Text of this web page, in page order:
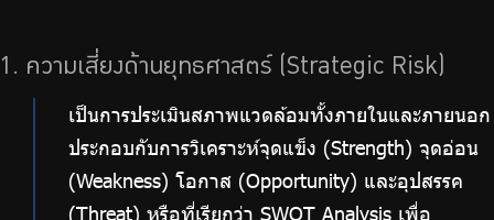
1. ความเสี่ยงด้านยุทธศาสตร์ (Strategic Risk)
เป็นการประเมินสภาพแวดล้อมทั้งภายในและภายนอก
ประกอบกับการวิเคราะห์จุดแข็ง (Strength) จุดอ่อน
(Weakness) โอกาส (Opportunity) และอุปสรรค
(Threat) หรือที่เรียกว่า SWOT Analysis เพื่อ